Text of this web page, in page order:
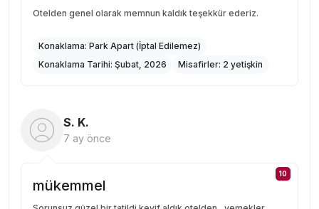
Otelden genel olarak memnun kaldık teşekkür ederiz.
Konaklama: Park Apart (İptal Edilemez)
Konaklama Tarihi: Şubat, 2026 Misafirler: 2 yetişkin
S. K.
7 ay önce
10
mükemmel